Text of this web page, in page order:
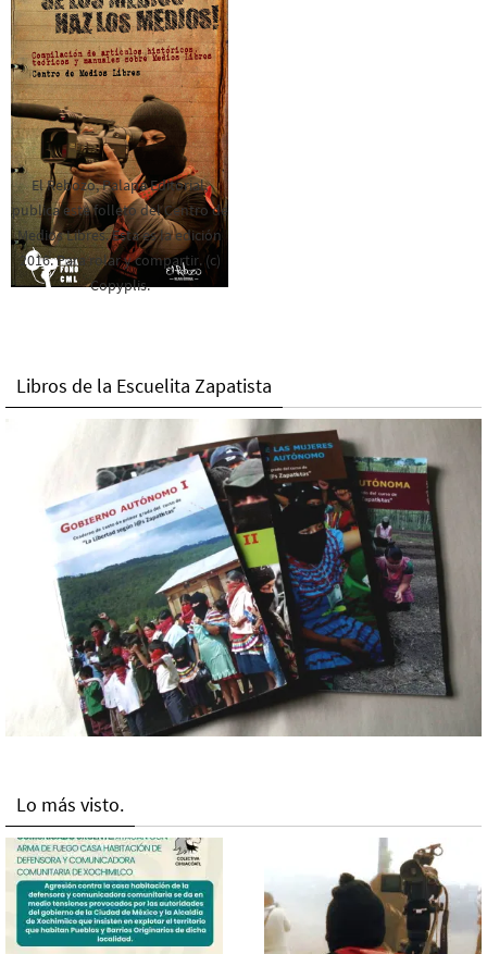
El Rebozo, Palapa Editorial,
publica este folleto del Centro de
Medios Libres. Esta es la edición
2016. Para rolar y compartir. (c)
Copyplis.
Libros de la Escuelita Zapatista
Lo más visto.